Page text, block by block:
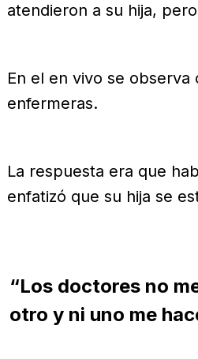
atendieron a su hija,
En el en vivo se
enfermeras.
La respuesta era que
enfatizó que su hija se
“Los doctores no
otro y ni uno me